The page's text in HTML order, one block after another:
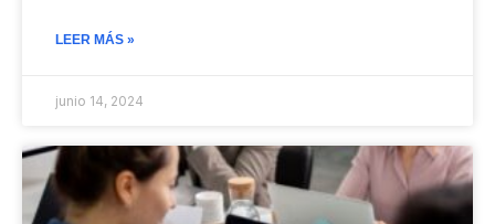
LEER MÁS »
junio 14, 2024